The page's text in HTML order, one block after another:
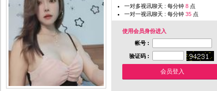
一对多视讯聊天 : 每分钟 8 点
一对一视讯聊天 : 每分钟 35 点
使用会员身份进入
帐号 :
验证码 :